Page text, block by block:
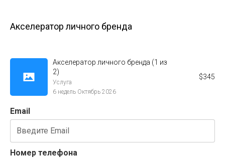
Акселератор личного бренда
Акселератор личного бренда (1 из
2)
Услуга
6 недель Октябрь 2026
$345
Email
Номер телефона